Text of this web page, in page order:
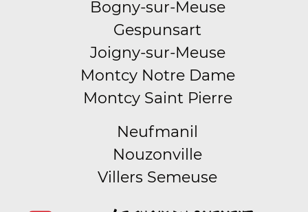
Bogny-sur-Meuse
Gespunsart
Joigny-sur-Meuse
Montcy Notre Dame
Montcy Saint Pierre
Neufmanil
Nouzonville
Villers Semeuse